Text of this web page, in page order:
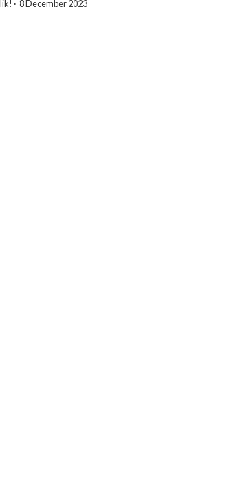
· 8 December 2023